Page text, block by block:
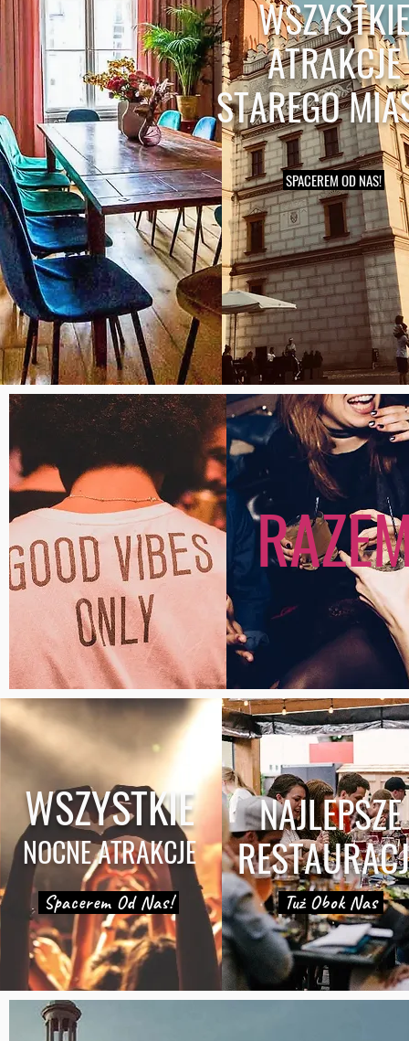
WSZYSTKIE
ATRAKCJE
STAREGO
SPACEREM OD NAS!
WSZYSTKIE
NOCNE ATRAKCJE
Spacerem Od Nas! Tuż Obok Nas